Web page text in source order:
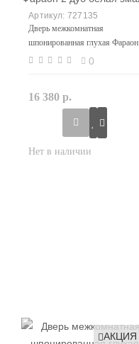
727135
Дверь межкомнатная
шпонированная глухая Фараон
2 дуб белая эмаль0
16 380 р.
АКЦИЯ